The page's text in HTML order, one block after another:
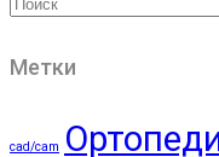
Метки
cad/cam